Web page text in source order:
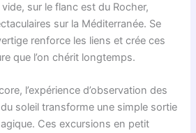
sur le flanc est du Rocher,
sur la Méditerranée. Se
renforce les liens et crée ces
que l’on chérit longtemps.
l’expérience d’observation des
soleil transforme une simple sortie
Ces excursions en petit